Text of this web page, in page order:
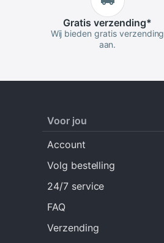
Gratis verzending*
Wij bieden gratis verzending
aan.
Voor jou
Account
Volg bestelling
24/7 service
FAQ
Verzending